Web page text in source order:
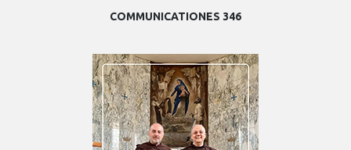
COMMUNICATIONES 346